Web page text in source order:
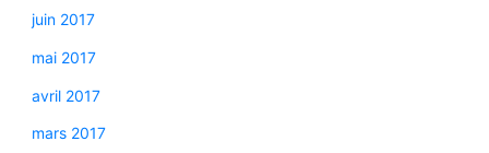
juin 2017
mai 2017
avril 2017
mars 2017